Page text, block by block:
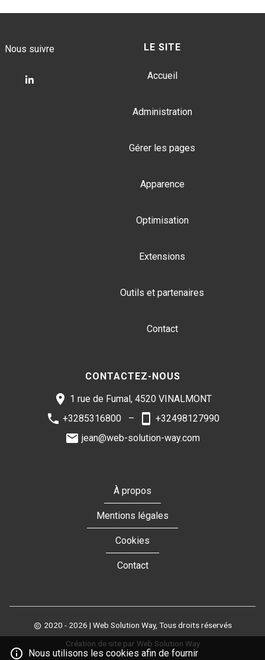
Nous utilisons les cookies afin de fournir
Nous suivre
Suivez-
LE SITE
Accueil
Administration
Gérer les pages
Apparence
Optimisation
Extensions
Outils et partenaires
Contact
CONTACTEZ-NOUS
1 rue de Fumal, 4520 VINALMONT
+3285316800
+32498127990
jean@web-solution-way.com
À propos
Mentions légales
Cookies
Contact
2020 - 2026 | Web Solution Way, Tous droits réservés
Création de site par Web Solution Way